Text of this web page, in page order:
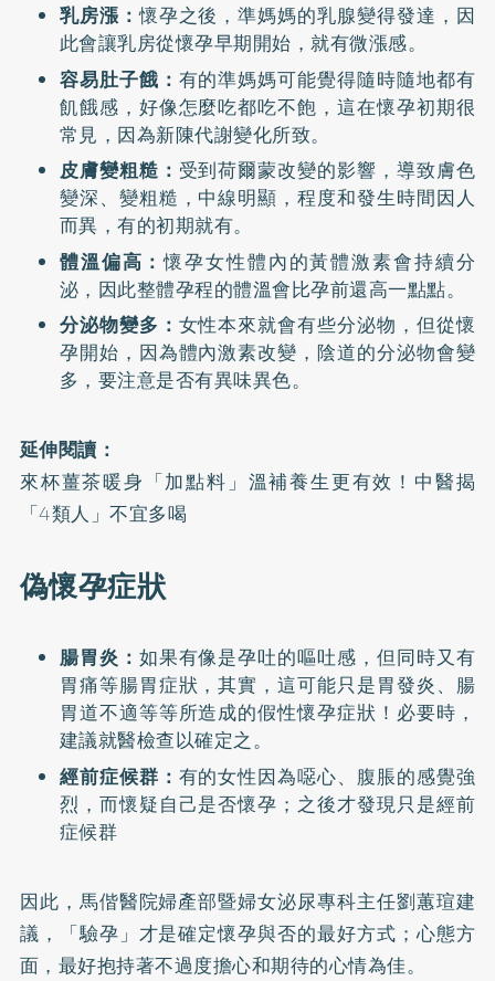
乳房漲：懷孕之後，準媽媽的乳腺變得發達，因
此會讓乳房從懷孕早期開始，就有微漲感。
容易肚子餓： 有的準媽媽可能覺得隨時隨地都有
飢餓感，好像怎麼吃都吃不飽，這在懷孕初期很
常見，因為新陳代謝變化所致。
皮膚變粗糙： 受到荷爾蒙改變的影響，導致膚色
變深、變粗糙，中線明顯，程度和發生時間因人
而異，有的初期就有。
體溫偏高：懷孕女性體內的黃體激素會持續分
泌，因此整體孕程的體溫會比孕前還高一點點。
分泌物變多： 女性本來就會有些分泌物，但從懷
孕開始，因為體內激素改變，陰道的分泌物會變
多，要注意是否有異味異色。
延伸閱讀：
來杯薑茶暖身「加點料」溫補養生更有效！中醫揭
「4類人」不宜多喝
偽懷孕症狀
腸胃炎： 如果有像是孕吐的嘔吐感，但同時又有
胃痛等腸胃症狀，其實，這可能只是胃發炎、腸
胃道不適等等所造成的假性懷孕症狀！必要時，
建議就醫檢查以確定之。
經前症候群： 有的女性因為噁心、腹脹的感覺強
烈，而懷疑自己是否懷孕；之後才發現只是經前
症候群
因此，馬偕醫院婦產部暨婦女泌尿專科主任劉蕙瑄建
議，「驗孕」才是確定懷孕與否的最好方式；心態方
面，最好抱持著不過度擔心和期待的心情為佳。